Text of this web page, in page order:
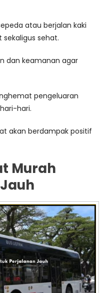
atau berjalan kaki
sehat.
dan keamanan agar
pengeluaran
hari.
akan berdampak positif
Murah